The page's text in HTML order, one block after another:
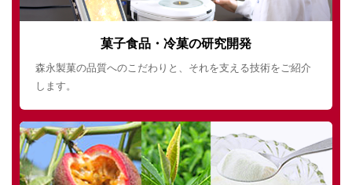
菓子食品・冷菓の研究開発
森永製菓の品質へのこだわりと、それを支える技術をご紹介
します。